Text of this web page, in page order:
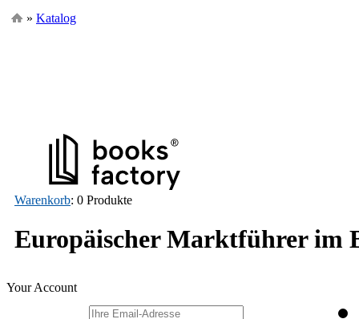
» Katalog
Warenkorb: 0 Produkte
Europäischer Marktführer im
Your Account